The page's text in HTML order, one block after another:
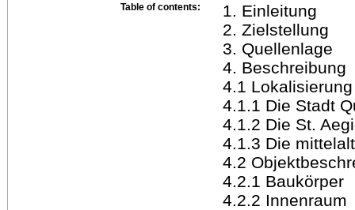
Table of contents:
1. Einleitung
2. Zielstellung
3. Quellenlage
4. Beschreibung
4.1 Lokalisierung
4.1.1 Die Stadt
4.1.2 Die St.
4.1.3 Die
4.2
4.2.1 Baukörper
4.2.2 Innenraum